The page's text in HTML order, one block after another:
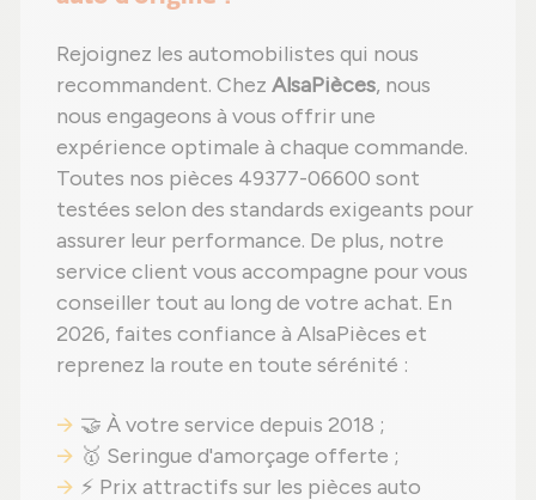
Rejoignez les automobilistes qui nous
recommandent. Chez AlsaPièces, nous
nous engageons à vous offrir une
expérience optimale à chaque commande.
Toutes nos pièces 49377-06600 sont
testées selon des standards exigeants pour
assurer leur performance. De plus, notre
service client vous accompagne pour vous
conseiller tout au long de votre achat. En
2026, faites confiance à AlsaPièces et
reprenez la route en toute sérénité :
🤝 À votre service depuis 2018 ;
🥇 Seringue d'amorçage offerte ;
⚡ Prix attractifs sur les pièces auto